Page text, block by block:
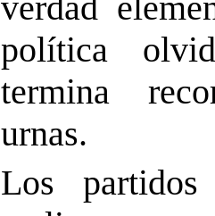
política
termina
urnas.
Los